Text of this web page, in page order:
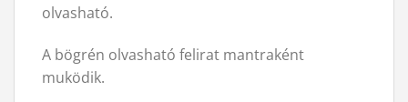
olvasható.
A bögrén olvasható felirat mantraként
muködik.